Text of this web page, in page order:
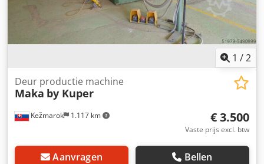
1 /2
Kežmarok 1.117 km
Deur productie machine
Maka by Kuper
€ 3.500
Vaste prijs excl. btw
Aanvragen Bellen